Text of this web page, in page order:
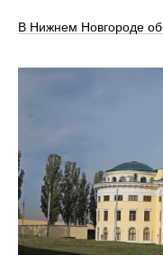
В Нижнем Новгороде